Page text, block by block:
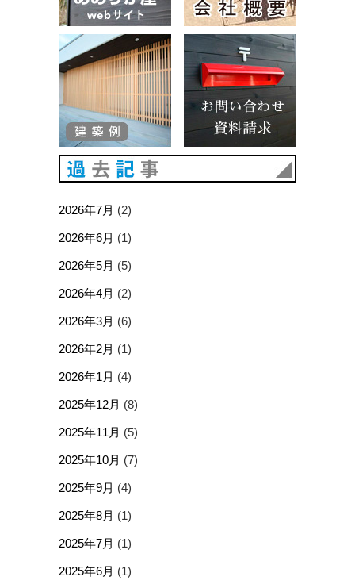
2026年7月 (2)
2026年6月 (1)
2026年5月 (5)
2026年4月 (2)
2026年3月 (6)
2026年2月 (1)
2026年1月 (4)
2025年12月 (8)
2025年11月 (5)
2025年10月 (7)
2025年9月 (4)
2025年8月 (1)
2025年7月 (1)
2025年6月 (1)